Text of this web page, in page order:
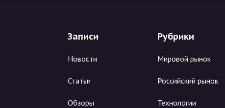
Записи
Новости
Статьи
Обзоры
Рубрики
Мировой рынок
Российский рынок
Технологии